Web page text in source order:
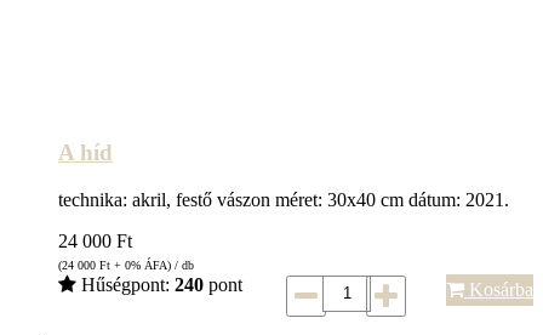
A híd
technika: akril, festő vászon méret: 30x40 cm dátum: 2021.
24 000 Ft
(24 000 Ft + 0% ÁFA) / db
Hűségpont: 240 pont Kosárba